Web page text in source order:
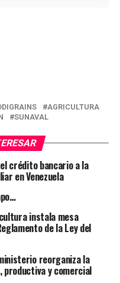
AGRICULTURA
SUNAVAL
crédito bancario a la
en Venezuela
instala mesa
de la Ley del
reorganiza la
y comercial